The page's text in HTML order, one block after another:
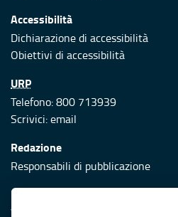
Accessibilità
Dichiarazione di accessibilità
Obiettivi di accessibilità
URP
Telefono: 800 713939
Scrivici:email
Redazione
Responsabili di pubblicazione
Protezione civile
Vai al sito di Protezione Civile Puglia